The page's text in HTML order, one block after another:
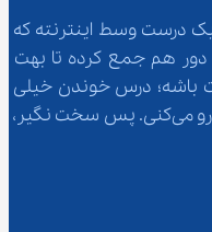
یک درست وسط اینترنته که
رو دور هم جمع کرده تا بهت
باشه؛ درس خوندن خیلی
آسون‌تر و باحال‌تر از چیزیه که فکرش رو می‌کنی. پس سخت نگیر،